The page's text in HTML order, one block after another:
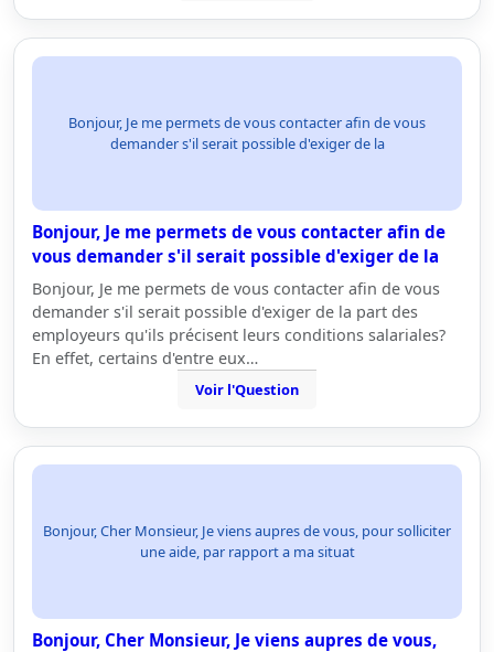
Bonjour, Je me permets de vous contacter afin de vous
demander s'il serait possible d'exiger de la
Bonjour, Je me permets de vous contacter afin de
vous demander s'il serait possible d'exiger de la
Bonjour, Je me permets de vous contacter afin de vous
demander s'il serait possible d'exiger de la part des
employeurs qu'ils précisent leurs conditions salariales?
En effet, certains d'entre eux…
Voir l'Question
Bonjour, Cher Monsieur, Je viens aupres de vous, pour solliciter
une aide, par rapport a ma situat
Bonjour, Cher Monsieur, Je viens aupres de vous,